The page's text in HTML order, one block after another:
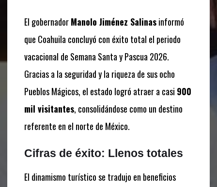
El gobernadorManolo Jiménez Salinasinformó
que Coahuila concluyó con éxito total el periodo
vacacional de Semana Santa y Pascua 2026.
Gracias a la seguridad y la riqueza de sus ocho
Pueblos Mágicos, el estado logró atraer a casi 900
mil visitantes, consolidándose como un destino
referente en el norte de México.
Cifras de éxito: Llenos totales
El dinamismo turístico se tradujo en beneficios